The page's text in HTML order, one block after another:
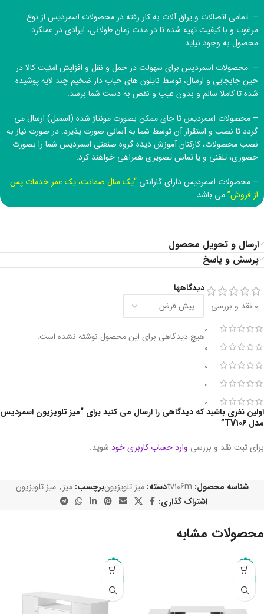
– تمامی اتصالات و یراق آلات به کار رفته در محصولات اسمردیس از نوع
مرغوب و با کیفیت تهیه شده تا در مدت زمان طولانی، ایرادی در عملکرد
محصول به وجود نیاید.
– محصولات اسمردیس برای سهولت در حمل و نقل و افزایش امنیت کالا در
حین جابجایی و ارسال، توسط نایلون های حباب دار ضخیم چند لایه پوشیده
شده تا کاملا سالم و بدون عیب و نقص به دست شما برسد.
– محصولات اسمردیس تا جای ممکن بصورت مونتاژ شده (اسمبل) ارسال می
گردد تا نصب و استقرار آن توسط شما به آسانی صورت پذیرد. در صورت نیاز به
نصب محصولات، کارکنان آموزش دیدهگروه صنعتی اسمردیس شما را بصورت
حضوری، تلفنی و یا تماس تصویری همراهی خواهند کرد.
– محصولات اسمردیس دارای گارانتی “یک سال ضمانت، یک عمر خدمات پس
از فروش”می باشد.
ارسال و تحویل محصول
پرسش و پاسخ
0 نقد و بررسی
0
0
0
0
0
دیدگاهها
هیچ دیدگاهی برای این محصول نوشته نشده است.
اولین نفری باشید که دیدگاهی را ارسال می کنید برای “میز تلویزیون اسمردیس
مدل TV106”
برای ثبت نقد و بررسی وارد حساب کاربری خود شوید.
شناسه محصول: tv106mدسته: میز تلویزیونبرچسب: میز , میز تلویزیون
اشتراک گذاری:
محصولات مشابه
-10%